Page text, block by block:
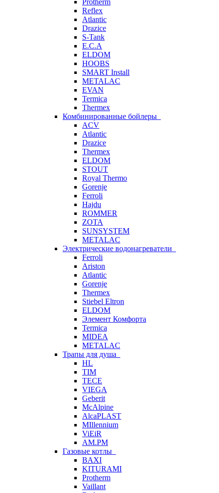
Protherm
Reflex
Atlantic
Drazice
S-Tank
E.C.A
ELDOM
HOOBS
SMART Install
METALAC
EVAN
Termica
Thermex
Комбинированные бойлеры
ACV
Atlantic
Drazice
Thermex
ELDOM
STOUT
Royal Thermo
Gorenje
Ferroli
Hajdu
ROMMER
ZOTA
SUNSYSTEM
METALAC
Электрические водонагреватели
Ferroli
Ariston
Atlantic
Gorenje
Thermex
Stiebel Eltron
ELDOM
Элемент Комфорта
Termica
MIDEA
METALAC
Трапы для душа
HL
TIM
TECE
VIEGA
Geberit
McAlpine
AlcaPLAST
MIllennium
ViEiR
AM.PM
Газовые котлы
BAXI
KITURAMI
Protherm
Vaillant